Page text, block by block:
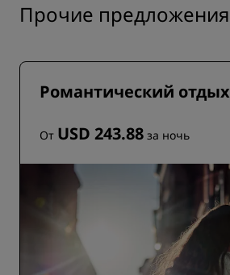
Прочие предложения
Романтический отдых
От USD 243.88 за ночь